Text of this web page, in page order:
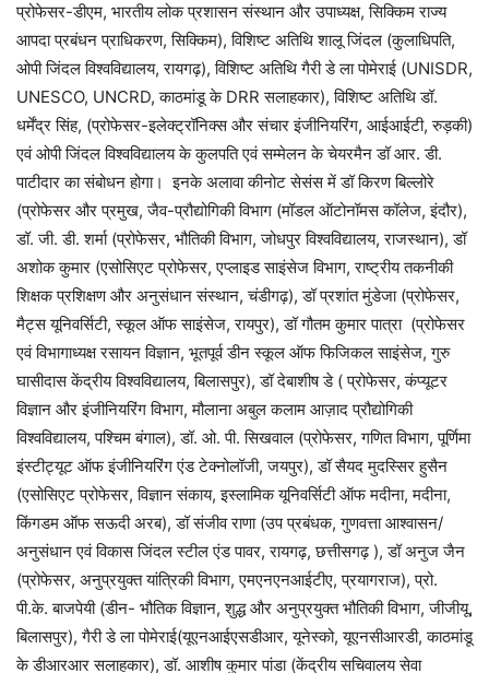
प्रोफेसर-डीएम, भारतीय लोक प्रशासन संस्थान और उपाध्यक्ष, सिक्किम राज्य
आपदा प्रबंधन प्राधिकरण, सिक्किम), विशिष्ट अतिथि शालू जिंदल (कुलाधिपति,
ओपी जिंदल विश्वविद्यालय, रायगढ़), विशिष्ट अतिथि गैरी डे ला पोमेराई (UNISDR,
UNESCO, UNCRD, काठमांडू के DRR सलाहकार), विशिष्ट अतिथि डॉ.
धर्मेंद्र सिंह, (प्रोफेसर-इलेक्ट्रॉनिक्स और संचार इंजीनियरिंग, आईआईटी, रुड़की)
एवं ओपी जिंदल विश्वविद्यालय के कुलपति एवं सम्मेलन के चेयरमैन डॉ आर. डी.
पाटीदार का संबोधन होगा। इनके अलावा कीनोट सेसंस में डॉ किरण बिल्लोरे
(प्रोफेसर और प्रमुख, जैव-प्रौद्योगिकी विभाग (मॉडल ऑटोनॉमस कॉलेज, इंदौर),
डॉ. जी. डी. शर्मा (प्रोफेसर, भौतिकी विभाग, जोधपुर विश्वविद्यालय, राजस्थान), डॉ
अशोक कुमार (एसोसिएट प्रोफेसर, एप्लाइड साइंसेज विभाग, राष्ट्रीय तकनीकी
शिक्षक प्रशिक्षण और अनुसंधान संस्थान, चंडीगढ़), डॉ प्रशांत मुंडेजा (प्रोफेसर,
मैट्स यूनिवर्सिटी, स्कूल ऑफ साइंसेज, रायपुर), डॉ गौतम कुमार पात्रा (प्रोफेसर
एवं विभागाध्यक्ष रसायन विज्ञान, भूतपूर्व डीन स्कूल ऑफ फिजिकल साइंसेज, गुरु
घासीदास केंद्रीय विश्वविद्यालय, बिलासपुर), डॉ देबाशीष डे ( प्रोफेसर, कंप्यूटर
विज्ञान और इंजीनियरिंग विभाग, मौलाना अबुल कलाम आज़ाद प्रौद्योगिकी
विश्वविद्यालय, पश्चिम बंगाल), डॉ. ओ. पी. सिखवाल (प्रोफेसर, गणित विभाग, पूर्णिमा
इंस्टीट्यूट ऑफ इंजीनियरिंग एंड टेक्नोलॉजी, जयपुर), डॉ सैयद मुदस्सिर हुसैन
(एसोसिएट प्रोफेसर, विज्ञान संकाय, इस्लामिक यूनिवर्सिटी ऑफ मदीना, मदीना,
किंगडम ऑफ सऊदी अरब), डॉ संजीव राणा (उप प्रबंधक, गुणवत्ता आश्वासन/
अनुसंधान एवं विकास जिंदल स्टील एंड पावर, रायगढ़, छत्तीसगढ़ ), डॉ अनुज जैन
(प्रोफेसर, अनुप्रयुक्त यांत्रिकी विभाग, एमएनएनआईटीए, प्रयागराज), प्रो.
पी.के. बाजपेयी (डीन- भौतिक विज्ञान, शुद्ध और अनुप्रयुक्त भौतिकी विभाग, जीजीयू,
बिलासपुर), गैरी डे ला पोमेराई(यूएनआईएसडीआर, यूनेस्को, यूएनसीआरडी, काठमांडू
के डीआरआर सलाहकार), डॉ. आशीष कुमार पांडा (केंद्रीय सचिवालय सेवा